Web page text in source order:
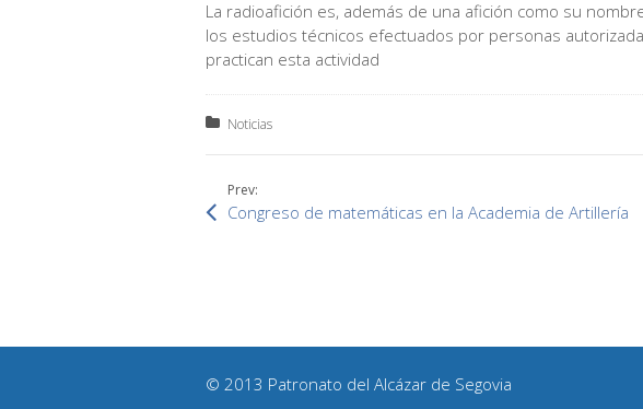
La radioafición es, además de una afición como su
los estudios técnicos efectuados por personas
practican esta actividad
Posted in:
Noticias
Prev:
Congreso de matemáticas en la Academia de Artillería
© 2013 Patronato del Alcázar de Segovia